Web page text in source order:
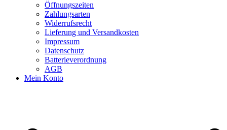
Öffnungszeiten
Zahlungsarten
Widerrufsrecht
Lieferung und Versandkosten
Impressum
Datenschutz
Batterieverordnung
AGB
Mein Konto